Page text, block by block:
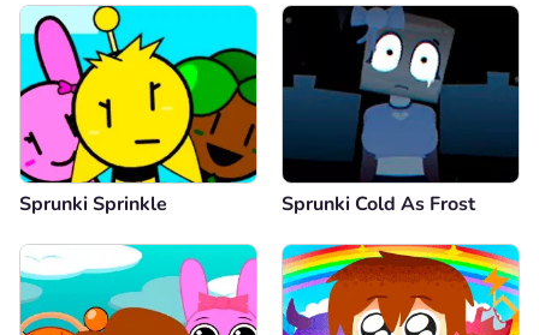
Sprunki Sprinkle Sprunki Cold As Frost